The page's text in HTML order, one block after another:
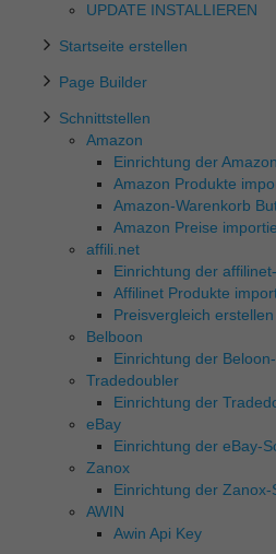
UPDATE INSTALLIEREN
Startseite erstellen
Page Builder
Schnittstellen
Amazon
Einrichtung der
Amazon Produkte
Amazon-Warenkorb
Amazon Preise
affili.net
Einrichtung der
Affilinet Produkte
Preisvergleich
Belboon
Einrichtung der
Tradedoubler
Einrichtung der
eBay
Einrichtung der eBay-
Zanox
Einrichtung der Zanox-
AWIN
Awin Api Key